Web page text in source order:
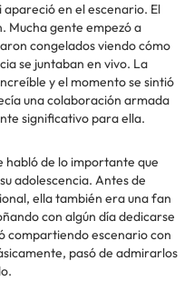
en el escenario. El
Mucha gente empezó a
congelados viendo cómo
se juntaban en vivo. La
y el momento se sintió
una colaboración armada
significativo para ella.
habló de lo importante que
adolescencia. Antes de
ella también era una fan
con algún día dedicarse
compartiendo escenario con
pasó de admirarlos